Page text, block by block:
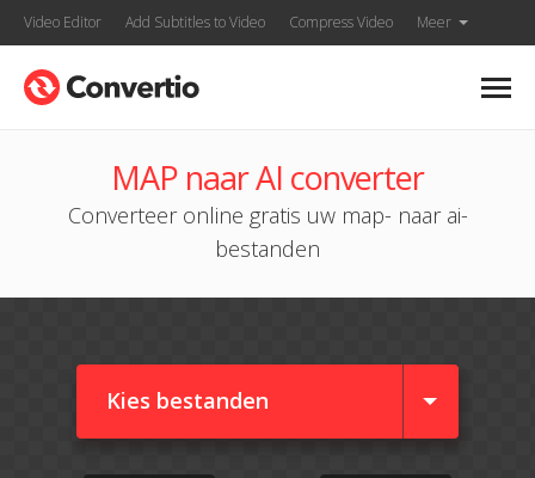
Video Editor Add Subtitles to Video Compress Video Meer
MAP naar AI converter
Converteer online gratis uw map- naar ai-
bestanden
Kies bestanden